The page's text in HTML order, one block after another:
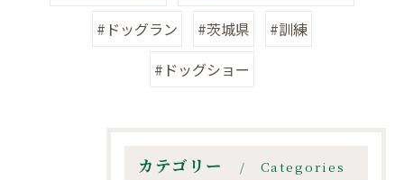
#ドッグラン
#茨城県
#訓練
#ドッグショー
カテゴリー Categories